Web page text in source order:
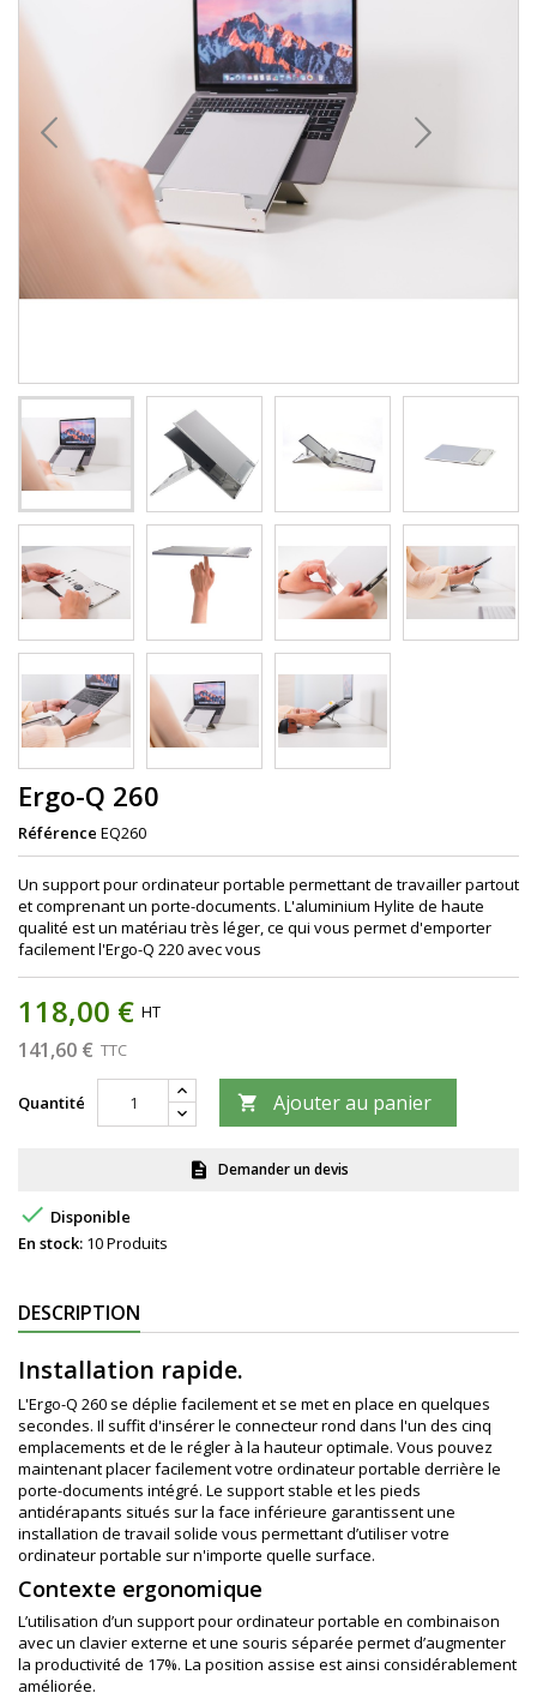
Ergo-Q 260
Référence EQ260
Un support pour ordinateur portable permettant de travailler partout
et comprenant un porte-documents. L'aluminium Hylite de haute
qualité est un matériau très léger, ce qui vous permet d'emporter
facilement l'Ergo-Q 220 avec vous
118,00 € HT
141,60 € TTC
Quantité  Ajouter au panier
description Demander un devis
 Disponible
En stock: 10 Produits
DESCRIPTION
Installation rapide.
L'Ergo-Q 260 se déplie facilement et se met en place en quelques
secondes. Il suffit d'insérer le connecteur rond dans l'un des cinq
emplacements et de le régler à la hauteur optimale. Vous pouvez
maintenant placer facilement votre ordinateur portable derrière le
porte-documents intégré. Le support stable et les pieds
antidérapants situés sur la face inférieure garantissent une
installation de travail solide vous permettant d’utiliser votre
ordinateur portable sur n'importe quelle surface.
Contexte ergonomique
L’utilisation d’un support pour ordinateur portable en combinaison
avec un clavier externe et une souris séparée permet d’augmenter
la productivité de 17%. La position assise est ainsi considérablement
améliorée.